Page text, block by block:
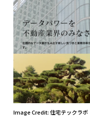
Image Credit: 住宅テックラボ